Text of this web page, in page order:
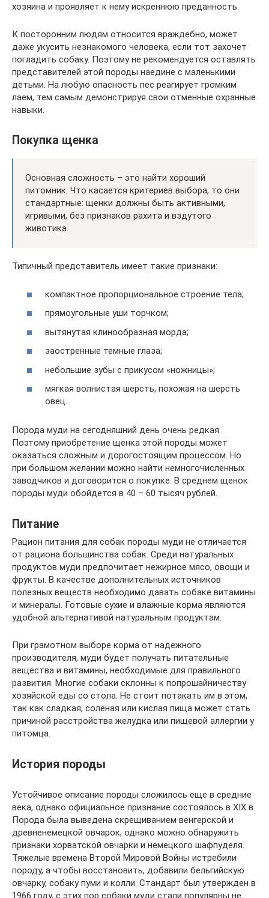
хозяина и проявляет к нему искреннюю преданность.
К посторонним людям относится враждебно, может
даже укусить незнакомого человека, если тот захочет
погладить собаку. Поэтому не рекомендуется оставлять
представителей этой породы наедине с маленькими
детьми. На любую опасность пес реагирует громким
лаем, тем самым демонстрируя свои отменные охранные
навыки.
Покупка щенка
Основная сложность – это найти хороший
питомник. Что касается критериев выбора, то они
стандартные: щенки должны быть активными,
игривыми, без признаков рахита и вздутого
животика.
Типичный представитель имеет такие признаки:
компактное пропорциональное строение тела;
прямоугольные уши торчком;
вытянутая клинообразная морда;
заостренные темные глаза;
небольшие зубы с прикусом «ножницы»;
мягкая волнистая шерсть, похожая на шерсть
овец.
Порода муди на сегодняшний день очень редкая.
Поэтому приобретение щенка этой породы может
оказаться сложным и дорогостоящим процессом. Но
при большом желании можно найти немногочисленных
заводчиков и договорится о покупке. В среднем щенок
породы муди обойдется в 40 – 60 тысяч рублей.
Питание
Рацион питания для собак породы муди не отличается
от рациона большинства собак. Среди натуральных
продуктов муди предпочитает нежирное мясо, овощи и
фрукты. В качестве дополнительных источников
полезных веществ необходимо давать собаке витамины
и минералы. Готовые сухие и влажные корма являются
удобной альтернативой натуральным продуктам.
При грамотном выборе корма от надежного
производителя, муди будет получать питательные
вещества и витамины, необходимые для правильного
развития. Многие собаки склонны к попрошайничеству
хозяйской еды со стола. Не стоит потакать им в этом,
так как сладкая, соленая или кислая пища может стать
причиной расстройства желудка или пищевой аллергии у
питомца.
История породы
Устойчивое описание породы сложилось еще в средние
века, однако официальное признание состоялось в XIX в.
Порода была выведена скрещиванием венгерской и
древненемецкой овчарок, однако можно обнаружить
признаки хорватской овчарки и немецкого шафпуделя.
Тяжелые времена Второй Мировой Войны истребили
породу, а чтобы восстановить, добавили бельгийскую
овчарку, собаку пуми и колли. Стандарт был утвержден в
1966 году, с этих пор собаки муди стали популярны не